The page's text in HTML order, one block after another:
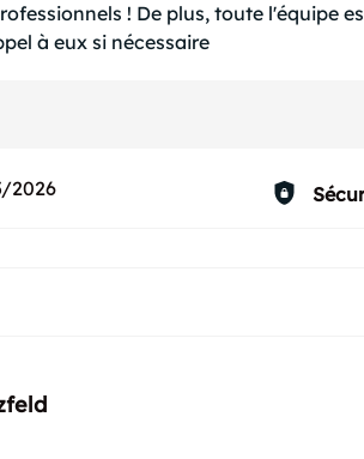
! De plus, toute l'équipe
à eux si nécessaire
2026